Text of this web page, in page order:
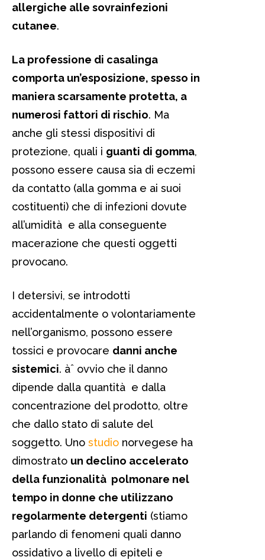
allergiche alle sovrainfezioni
cutanee.
La professione di casalinga
comporta un’esposizione, spesso in
maniera scarsamente protetta, a
numerosi fattori di rischio. Ma
anche gli stessi dispositivi di
protezione, quali i guanti di gomma,
possono essere causa sia di eczemi
da contatto (alla gomma e ai suoi
costituenti) che di infezioni dovute
all’umidità e alla conseguente
macerazione che questi oggetti
provocano.
I detersivi, se introdotti
accidentalmente o volontariamente
nell’organismo, possono essere
tossici e provocare danni anche
sistemici. àˆ ovvio che il danno
dipende dalla quantità e dalla
concentrazione del prodotto, oltre
che dallo stato di salute del
soggetto. Uno studio norvegese ha
dimostrato un declino accelerato
della funzionalità polmonare nel
tempo in donne che utilizzano
regolarmente detergenti (stiamo
parlando di fenomeni quali danno
ossidativo a livello di epiteli e